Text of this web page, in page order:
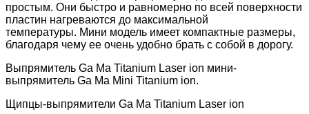
простым. Они быстро и равномерно по всей поверхности
пластин нагреваются до максимальной
температуры. Мини модель имеет компактные размеры,
благодаря чему ее очень удобно брать с собой в дорогу.
Выпрямитель Ga Ma Titanium Laser ion мини-
выпрямитель Ga Ma Mini Titanium ion.
Щипцы-выпрямители Ga Ma Titanium Laser ion